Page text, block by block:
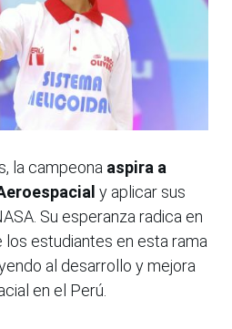
la campeona aspira a
y aplicar sus
Su esperanza radica en
estudiantes en esta rama
al desarrollo y mejora
en el Perú.